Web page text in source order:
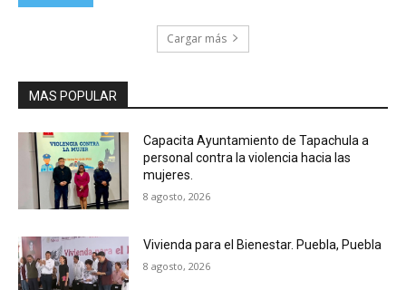
Cargar más
MAS POPULAR
Capacita Ayuntamiento de Tapachula a
personal contra la violencia hacia las
mujeres.
8 agosto, 2026
Vivienda para el Bienestar. Puebla, Puebla
8 agosto, 2026